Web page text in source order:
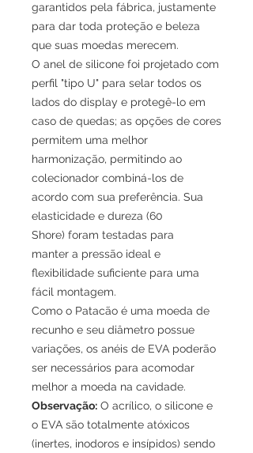
garantidos pela fábrica, justamente
para dar toda proteção e beleza
que suas moedas merecem.
O anel de silicone foi projetado com
perfil "tipo U" para selar todos os
lados do display e protegê-lo em
caso de quedas; as opções de cores
permitem uma melhor
harmonização, permitindo ao
colecionador combiná-los de
acordo com sua preferência. Sua
elasticidade e dureza (60
Shore) foram testadas para
manter a pressão ideal e
flexibilidade suficiente para uma
fácil montagem.
Como o Patacão é uma moeda de
recunho e seu diâmetro possue
variações, os anéis de EVA poderão
ser necessários para acomodar
melhor a moeda na cavidade.
Observação: O acrílico, o silicone e
o EVA são totalmente atóxicos
(inertes, inodoros e insípidos) sendo